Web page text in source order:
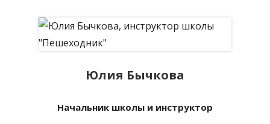
Юлия Бычкова
Начальник школы и инструктор